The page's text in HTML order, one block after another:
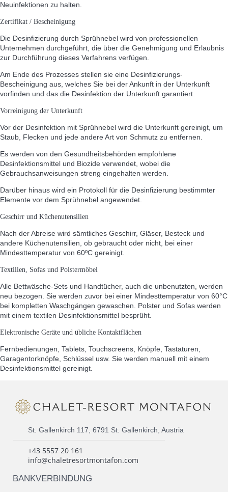
Neuinfektionen zu halten.
Zertifikat / Bescheinigung
Die Desinfizierung durch Sprühnebel wird von professionellen
Unternehmen durchgeführt, die über die Genehmigung und Erlaubnis
zur Durchführung dieses Verfahrens verfügen.
Am Ende des Prozesses stellen sie eine Desinfizierungs-
Bescheinigung aus, welches Sie bei der Ankunft in der Unterkunft
vorfinden und das die Desinfektion der Unterkunft garantiert.
Vorreinigung der Unterkunft
Vor der Desinfektion mit Sprühnebel wird die Unterkunft gereinigt, um
Staub, Flecken und jede andere Art von Schmutz zu entfernen.
Es werden von den Gesundheitsbehörden empfohlene
Desinfektionsmittel und Biozide verwendet, wobei die
Gebrauchsanweisungen streng eingehalten werden.
Darüber hinaus wird ein Protokoll für die Desinfizierung bestimmter
Elemente vor dem Sprühnebel angewendet.
Geschirr und Küchenutensilien
Nach der Abreise wird sämtliches Geschirr, Gläser, Besteck und
andere Küchenutensilien, ob gebraucht oder nicht, bei einer
Mindesttemperatur von 60ºC gereinigt.
Textilien, Sofas und Polstermöbel
Alle Bettwäsche-Sets und Handtücher, auch die unbenutzten, werden
neu bezogen. Sie werden zuvor bei einer Mindesttemperatur von 60°C
bei kompletten Waschgängen gewaschen. Polster und Sofas werden
mit einem textilen Desinfektionsmittel besprüht.
Elektronische Geräte und übliche Kontaktflächen
Fernbedienungen, Tablets, Touchscreens, Knöpfe, Tastaturen,
Garagentorknöpfe, Schlüssel usw. Sie werden manuell mit einem
Desinfektionsmittel gereinigt.
St. Gallenkirch 117, 6791 St. Gallenkirch, Austria
+43 5557 20 161
info@chaletresortmontafon.com
BANKVERBINDUNG